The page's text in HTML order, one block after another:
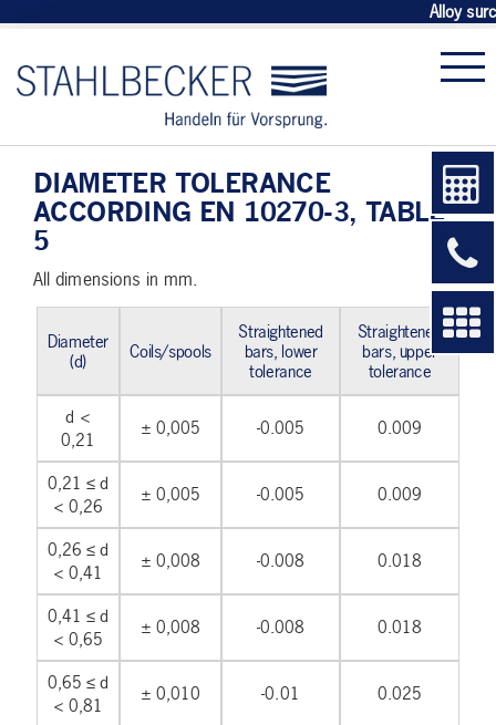
Alloy
DIAMETER TOLERANCE
ACCORDING EN 10270-3, TABLE
5
All dimensions in mm.
Diameter
(d)
Coils/spools
Straightened
bars, lower
tolerance
Straightened
bars, upper
tolerance
d <
0,21
± 0,005 -0.005 0.009
0,21 ≤ d
< 0,26
± 0,005 -0.005 0.009
0,26 ≤ d
< 0,41
± 0,008 -0.008 0.018
0,41 ≤ d
< 0,65
± 0,008 -0.008 0.018
0,65 ≤ d
< 0,81
± 0,010 -0.01 0.025